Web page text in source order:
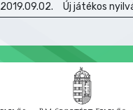
2019.09.02. Új játékos